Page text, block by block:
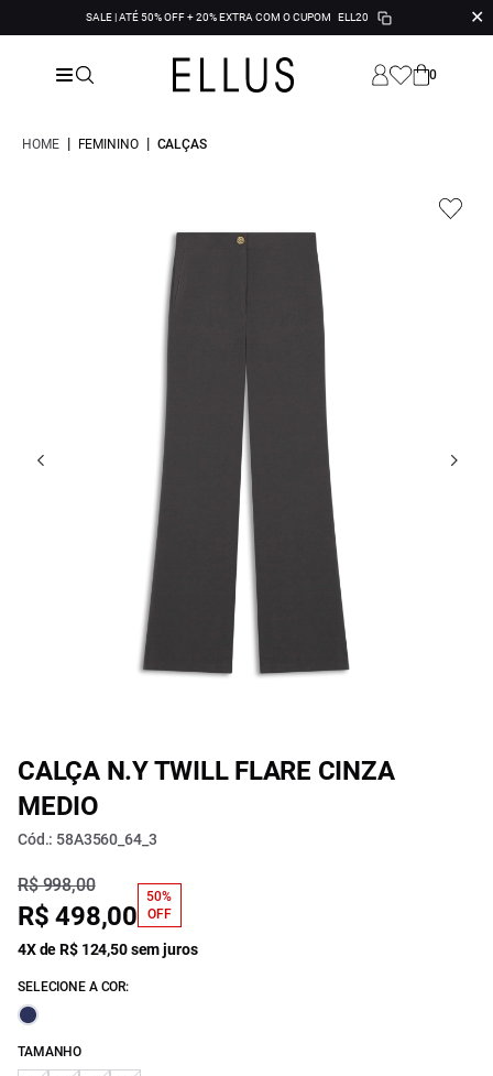
SALE | ATÉ 50% OFF + 20% EXTRA COM O CUPOM ELL20 ✕
0
HOME | FEMININO | CALÇAS
CALÇA N.Y TWILL FLARE CINZA
MEDIO
Cód.: 58A3560_64_3
R$ 998,00
R$ 498,00
50%
OFF
4X de R$ 124,50 sem juros
SELECIONE A COR:
TAMANHO